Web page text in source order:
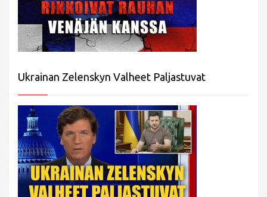
Ukrainan Zelenskyn Valheet Paljastuvat